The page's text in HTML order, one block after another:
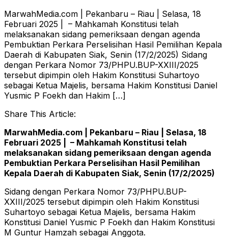
MarwahMedia.com | Pekanbaru – Riau | Selasa, 18
Februari 2025 | – Mahkamah Konstitusi telah
melaksanakan sidang pemeriksaan dengan agenda
Pembuktian Perkara Perselisihan Hasil Pemilihan Kepala
Daerah di Kabupaten Siak, Senin (17/2/2025) Sidang
dengan Perkara Nomor 73/PHPU.BUP-XXIII/2025
tersebut dipimpin oleh Hakim Konstitusi Suhartoyo
sebagai Ketua Majelis, bersama Hakim Konstitusi Daniel
Yusmic P Foekh dan Hakim […]
Share This Article:
MarwahMedia.com | Pekanbaru – Riau | Selasa, 18
Februari 2025 | – Mahkamah Konstitusi telah
melaksanakan sidang pemeriksaan dengan agenda
Pembuktian Perkara Perselisihan Hasil Pemilihan
Kepala Daerah di Kabupaten Siak, Senin (17/2/2025)
Sidang dengan Perkara Nomor 73/PHPU.BUP-
XXIII/2025 tersebut dipimpin oleh Hakim Konstitusi
Suhartoyo sebagai Ketua Majelis, bersama Hakim
Konstitusi Daniel Yusmic P Foekh dan Hakim Konstitusi
M Guntur Hamzah sebagai Anggota.